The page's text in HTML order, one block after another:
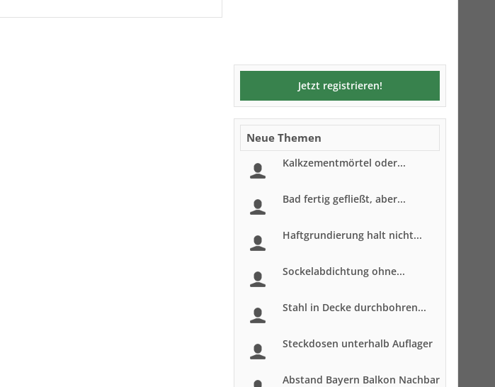
Jetzt registrieren!
Neue Themen
Kalkzementmörtel oder...
Bad fertig gefließt, aber...
Haftgrundierung halt nicht...
Sockelabdichtung ohne...
Stahl in Decke durchbohren...
Steckdosen unterhalb Auflager
Abstand Bayern Balkon Nachbar